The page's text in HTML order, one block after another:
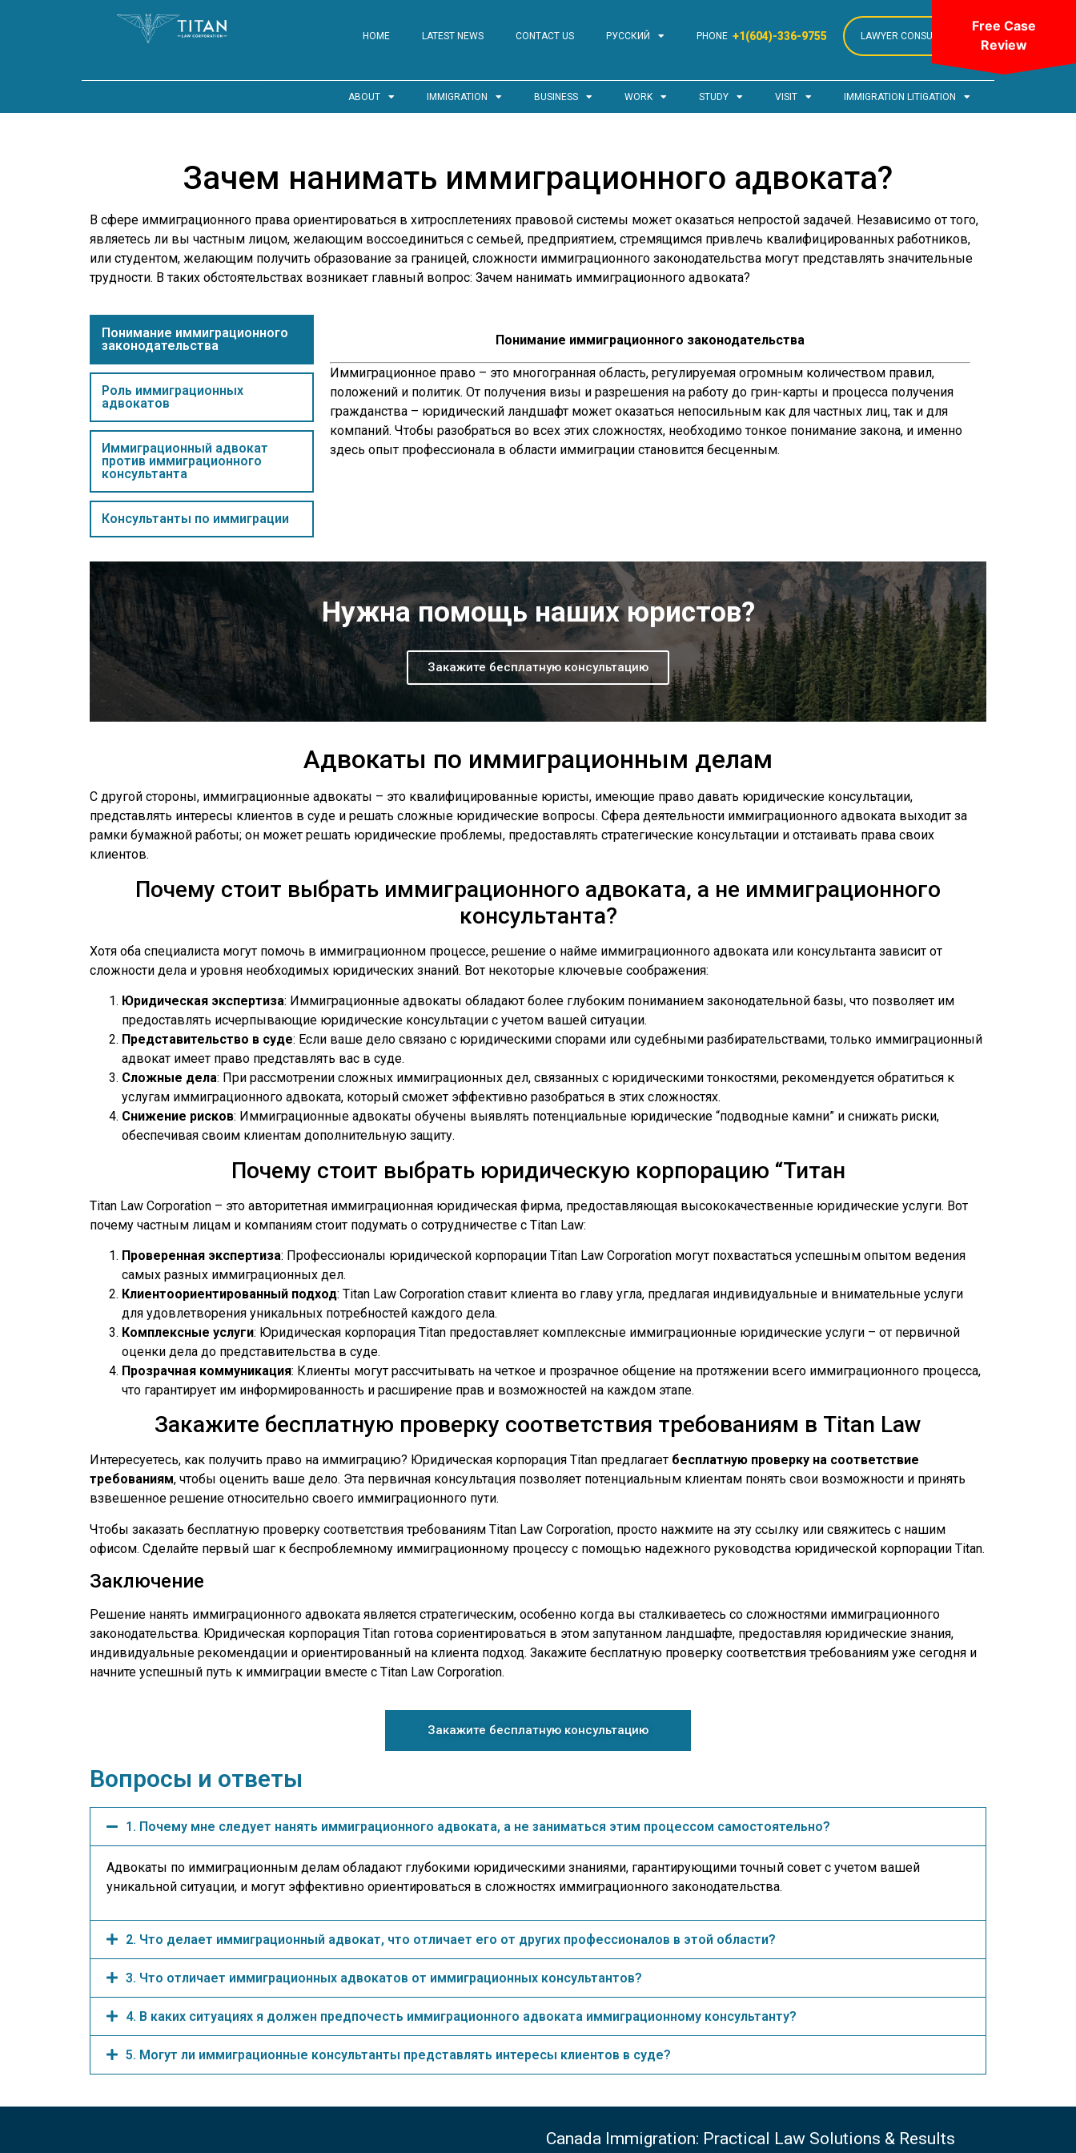
HOME LATEST NEWS CONTACT US РУССКИЙ PHONE +1(604)-336-9755 LAWYER CONSULTATION
ABOUT IMMIGRATION BUSINESS WORK STUDY VISIT IMMIGRATION LITIGATION
Зачем нанимать иммиграционного адвоката?
В сфере иммиграционного права ориентироваться в хитросплетениях правовой системы может оказаться непростой задачей. Независимо от того,
являетесь ли вы частным лицом, желающим воссоединиться с семьей, предприятием, стремящимся привлечь квалифицированных работников,
или студентом, желающим получить образование за границей, сложности иммиграционного законодательства могут представлять значительные
трудности. В таких обстоятельствах возникает главный вопрос: Зачем нанимать иммиграционного адвоката?
Понимание иммиграционного
законодательства
Роль иммиграционных
адвокатов
Иммиграционный адвокат
против иммиграционного
консультанта
Консультанты по иммиграции
Понимание иммиграционного законодательства
Иммиграционное право – это многогранная область, регулируемая огромным количеством правил,
положений и политик. От получения визы и разрешения на работу до грин-карты и процесса получения
гражданства – юридический ландшафт может оказаться непосильным как для частных лиц, так и для
компаний. Чтобы разобраться во всех этих сложностях, необходимо тонкое понимание закона, и именно
здесь опыт профессионала в области иммиграции становится бесценным.
Нужна помощь наших юристов?
Закажите бесплатную консультацию
Адвокаты по иммиграционным делам
С другой стороны, иммиграционные адвокаты – это квалифицированные юристы, имеющие право давать юридические консультации,
представлять интересы клиентов в суде и решать сложные юридические вопросы. Сфера деятельности иммиграционного адвоката выходит за
рамки бумажной работы; он может решать юридические проблемы, предоставлять стратегические консультации и отстаивать права своих
клиентов.
Почему стоит выбрать иммиграционного адвоката, а не иммиграционного
консультанта?
Хотя оба специалиста могут помочь в иммиграционном процессе, решение о найме иммиграционного адвоката или консультанта зависит от
сложности дела и уровня необходимых юридических знаний. Вот некоторые ключевые соображения:
Юридическая экспертиза: Иммиграционные адвокаты обладают более глубоким пониманием законодательной базы, что позволяет им
предоставлять исчерпывающие юридические консультации с учетом вашей ситуации.
Представительство в суде: Если ваше дело связано с юридическими спорами или судебными разбирательствами, только иммиграционный
адвокат имеет право представлять вас в суде.
Сложные дела: При рассмотрении сложных иммиграционных дел, связанных с юридическими тонкостями, рекомендуется обратиться к
услугам иммиграционного адвоката, который сможет эффективно разобраться в этих сложностях.
Снижение рисков: Иммиграционные адвокаты обучены выявлять потенциальные юридические “подводные камни” и снижать риски,
обеспечивая своим клиентам дополнительную защиту.
Почему стоит выбрать юридическую корпорацию “Титан
Titan Law Corporation – это авторитетная иммиграционная юридическая фирма, предоставляющая высококачественные юридические услуги. Вот
почему частным лицам и компаниям стоит подумать о сотрудничестве с Titan Law:
Проверенная экспертиза: Профессионалы юридической корпорации Titan Law Corporation могут похвастаться успешным опытом ведения
самых разных иммиграционных дел.
Клиентоориентированный подход: Titan Law Corporation ставит клиента во главу угла, предлагая индивидуальные и внимательные услуги
для удовлетворения уникальных потребностей каждого дела.
Комплексные услуги: Юридическая корпорация Titan предоставляет комплексные иммиграционные юридические услуги – от первичной
оценки дела до представительства в суде.
Прозрачная коммуникация: Клиенты могут рассчитывать на четкое и прозрачное общение на протяжении всего иммиграционного процесса,
что гарантирует им информированность и расширение прав и возможностей на каждом этапе.
Закажите бесплатную проверку соответствия требованиям в Titan Law
Интересуетесь, как получить право на иммиграцию? Юридическая корпорация Titan предлагает бесплатную проверку на соответствие
требованиям, чтобы оценить ваше дело. Эта первичная консультация позволяет потенциальным клиентам понять свои возможности и принять
взвешенное решение относительно своего иммиграционного пути.
Чтобы заказать бесплатную проверку соответствия требованиям Titan Law Corporation, просто нажмите на эту ссылку или свяжитесь с нашим
офисом. Сделайте первый шаг к беспроблемному иммиграционному процессу с помощью надежного руководства юридической корпорации Titan.
Заключение
Решение нанять иммиграционного адвоката является стратегическим, особенно когда вы сталкиваетесь со сложностями иммиграционного
законодательства. Юридическая корпорация Titan готова сориентироваться в этом запутанном ландшафте, предоставляя юридические знания,
индивидуальные рекомендации и ориентированный на клиента подход. Закажите бесплатную проверку соответствия требованиям уже сегодня и
начните успешный путь к иммиграции вместе с Titan Law Corporation.
Закажите бесплатную консультацию
Вопросы и ответы
1. Почему мне следует нанять иммиграционного адвоката, а не заниматься этим процессом самостоятельно?
Адвокаты по иммиграционным делам обладают глубокими юридическими знаниями, гарантирующими точный совет с учетом вашей
уникальной ситуации, и могут эффективно ориентироваться в сложностях иммиграционного законодательства.
2. Что делает иммиграционный адвокат, что отличает его от других профессионалов в этой области?
3. Что отличает иммиграционных адвокатов от иммиграционных консультантов?
4. В каких ситуациях я должен предпочесть иммиграционного адвоката иммиграционному консультанту?
5. Могут ли иммиграционные консультанты представлять интересы клиентов в суде?
Canada Immigration: Practical Law Solutions & Results
Free Case
Review